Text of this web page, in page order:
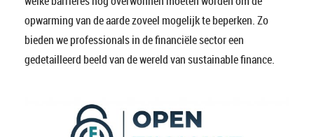
opwarming van de aarde zoveel mogelijk te beperken. Zo
bieden we professionals in de financiële sector een
gedetailleerd beeld van de wereld van sustainable finance.